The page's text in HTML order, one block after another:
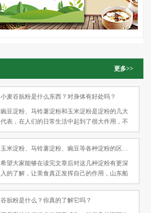
更多>>
小麦谷朊粉是什么东西？对身体有好处吗？
豌豆淀粉、马铃薯淀粉和玉米淀粉是淀粉的几大
代表，在人们的日常生活中起到了很大作用，不
论是主食、点心还是零食都少不了它们的存在，
粉这一产品却感到比较疑惑，不知道小麦谷朊粉
是什么东西？谷朊粉作用是什么？接下来山东船
丰食品有限公司就要和大家讨论一下小麦谷朊
粉。
玉米淀粉、马铃薯淀粉、豌豆等各种淀粉的区别远比你想的要大
希望大家能够在读完文章后对这几种淀粉有更深
入的了解，让美食真正发挥自己的作用，山东船
丰食品有限公司欢迎您的来电咨询，我们将用自
到来！
谷朊粉是什么？你真的了解它吗？